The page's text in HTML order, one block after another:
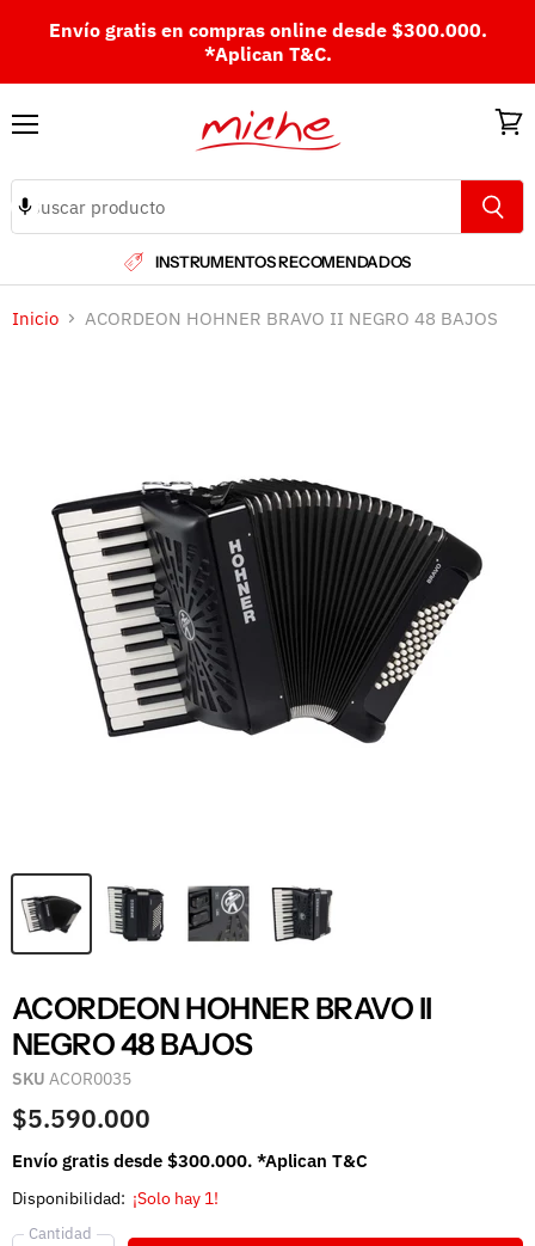
Envío gratis en compras online desde $300.000.
*Aplican T&C.
INSTRUMENTOS RECOMENDADOS
Inicio ACORDEON HOHNER BRAVO II NEGRO 48 BAJOS
ACORDEON HOHNER BRAVO II
NEGRO 48 BAJOS
SKU ACOR0035
$5.590.000
Envío gratis desde $300.000. *Aplican T&C
Disponibilidad: ¡Solo hay 1!
Cantidad